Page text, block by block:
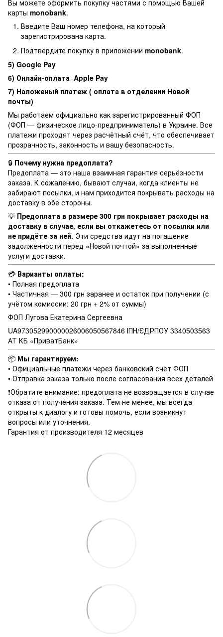
Вы можете оформить покупку частями с помощью Вашей
карты monobank.
Введите Ваш номер телефона, на который
зарегистрирована карта.
Подтвердите покупку в приложении monobank.
5) Google Pay
6) Онлайн-оплата Apple Pay
7) Наложеный платеж ( оплата в отделении Новой
почты)
Мы работаем официально как зарегистрированный ФОП
(ФОП — физическое лицо-предприниматель) в Украине. Все
платежи проходят через расчётный счёт, что обеспечивает
прозрачность, законность и вашу безопасность.
🔒 Почему нужна предоплата?
Предоплата — это наша взаимная гарантия серьёзности
заказа. К сожалению, бывают случаи, когда клиенты не
забирают посылки, и нам приходится покрывать расходы на
доставку в обе стороны.
💡 Предоплата в размере 300 грн покрывает расходы на
доставку в случае, если вы откажетесь от посылки или
не придёте за ней. Эти средства идут на погашение
задолженности перед «Новой почтой» за выполненные
услуги доставки.
💳 Варианты оплаты:
• Полная предоплата
• Частичная — 300 грн заранее и остаток при получении (с
учётом комиссии: 20 грн + 2% от суммы)
ФОП Лугова Екатерина Сергеевна
UA973052990000026006050567846 ІПН/ЄДРПОУ 3340503563
АТ КБ «ПриватБанк»
📦 Мы гарантируем:
• Официальные платежи через банковский счёт ФОП
• Отправка заказа только после согласования всех деталей
❗️Обратите внимание: предоплата не возвращается в случае
отказа от получения заказа. Тем не менее, мы всегда
открыты к диалогу и готовы помочь, если возникнут
вопросы или уточнения.
Гарантия от производителя 12 месяцев